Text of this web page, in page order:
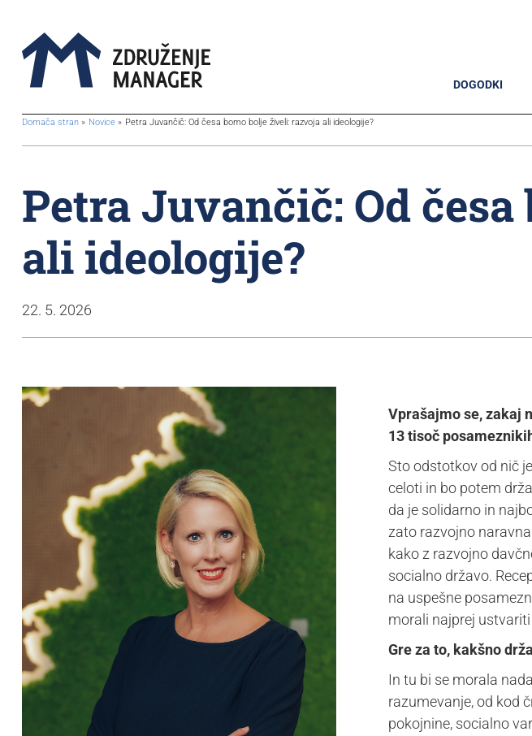
DOGODKI
BreadcrumbsTemplate.TITLE_A11Y
Domača stran Novice Petra Juvančič: Od česa bomo bolje živeli: razvoja ali ideologije?
Petra Juvančič: Od
ali ideologije?
22. 5. 2026
Vprašajmo se, zakaj
13 tisoč
Sto odstotkov od nič
celoti in bo potem
da je solidarno in
zato razvojno
kako z razvojno
socialno državo.
na uspešne
morali najprej
Gre za to, kakšno
In tu bi se morala
razumevanje, od kod
pokojnine, socialno